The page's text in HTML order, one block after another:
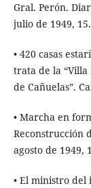
Gral. Perón.
julio de 1949, 15.
• 420 casas
trata de la “Villa
de Cañuelas”.
• Marcha en
Reconstrucción
agosto de 1949,
• El ministro